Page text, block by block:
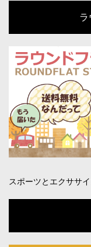
ラ
スポーツとエクササ